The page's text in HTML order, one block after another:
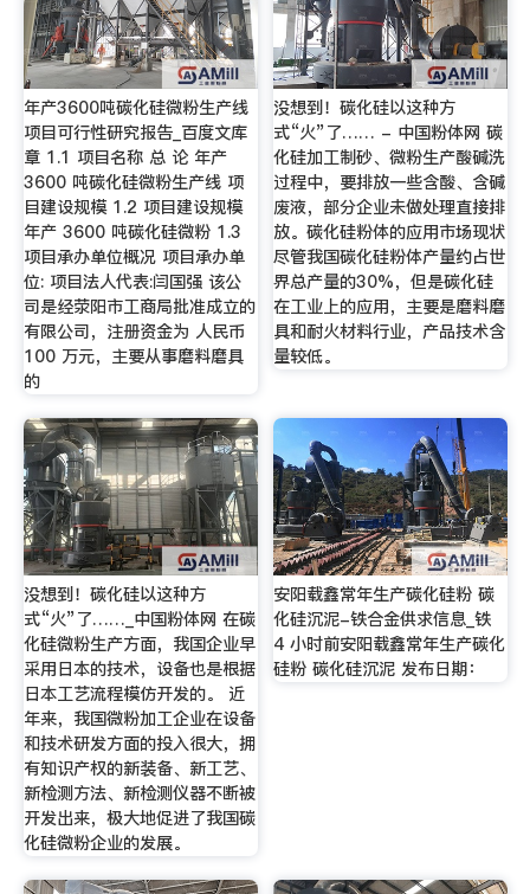
年产3600吨碳化硅微粉生产线
项目可行性研究报告_百度文库
章 1.1 项目名称 总 论 年产
3600 吨碳化硅微粉生产线 项
目建设规模 1.2 项目建设规模
年产 3600 吨碳化硅微粉 1.3
项目承办单位概况 项目承办单
位: 项目法人代表:闫国强 该公
司是经荥阳市工商局批准成立的
有限公司，注册资金为 人民币
100 万元，主要从事磨料磨具
的
没想到！碳化硅以这种方
式“火”了…… - 中国粉体网 碳
化硅加工制砂、微粉生产酸碱洗
过程中，要排放一些含酸、含碱
废液，部分企业未做处理直接排
放。碳化硅粉体的应用市场现状
尽管我国碳化硅粉体产量约占世
界总产量的30%，但是碳化硅
在工业上的应用，主要是磨料磨
具和耐火材料行业，产品技术含
量较低。
没想到！碳化硅以这种方
式“火”了……_中国粉体网 在碳
化硅微粉生产方面，我国企业早
采用日本的技术，设备也是根据
日本工艺流程模仿开发的。 近
年来，我国微粉加工企业在设备
和技术研发方面的投入很大，拥
有知识产权的新装备、新工艺、
新检测方法、新检测仪器不断被
开发出来，极大地促进了我国碳
化硅微粉企业的发展。
安阳载鑫常年生产碳化硅粉 碳
化硅沉泥-铁合金供求信息_铁
4 小时前安阳载鑫常年生产碳化
硅粉 碳化硅沉泥 发布日期：